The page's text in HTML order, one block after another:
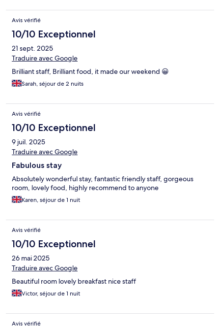
Avis vérifié
10/10 Exceptionnel
21 sept. 2025
Traduire avec Google
Brilliant staff, Brilliant food, it made our weekend 😀
Sarah, séjour de 2 nuits
Avis vérifié
10/10 Exceptionnel
9 juil. 2025
Traduire avec Google
Fabulous stay
Absolutely wonderful stay, fantastic friendly staff, gorgeous
room, lovely food, highly recommend to anyone
Karen, séjour de 1 nuit
Avis vérifié
10/10 Exceptionnel
26 mai 2025
Traduire avec Google
Beautiful room lovely breakfast nice staff
Victor, séjour de 1 nuit
Avis vérifié